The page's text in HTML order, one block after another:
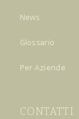
News
Glossario
Per Aziende
CONTATTI